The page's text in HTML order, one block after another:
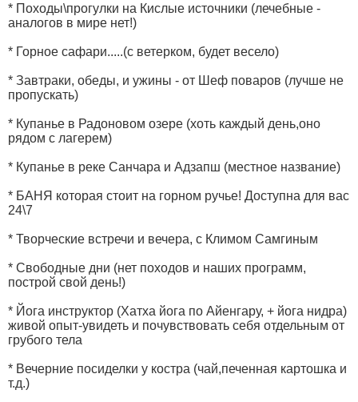
* Походы\прогулки на Кислые источники (лечебные -
аналогов в мире нет!)
* Горное сафари.....(с ветерком, будет весело)
* Завтраки, обеды, и ужины - от Шеф поваров (лучше не
пропускать)
* Купанье в Радоновом озере (хоть каждый день,оно
рядом с лагерем)
* Купанье в реке Санчара и Адзапш (местное название)
* БАНЯ которая стоит на горном ручье! Доступна для вас
24\7
* Творческие встречи и вечера, с Климом Самгиным
* Свободные дни (нет походов и наших программ,
построй свой день!)
* Йога инструктор (Хатха йога по Айенгару, + йога нидра)
живой опыт-увидеть и почувствовать себя отдельным от
грубого тела
* Вечерние посиделки у костра (чай,печенная картошка и
т.д.)